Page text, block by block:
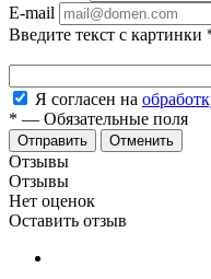
E-mail
Введите текст с картинки
Я согласен на
* — Обязательные поля
Отменить
Отзывы
Отзывы
Нет оценок
Оставить отзыв